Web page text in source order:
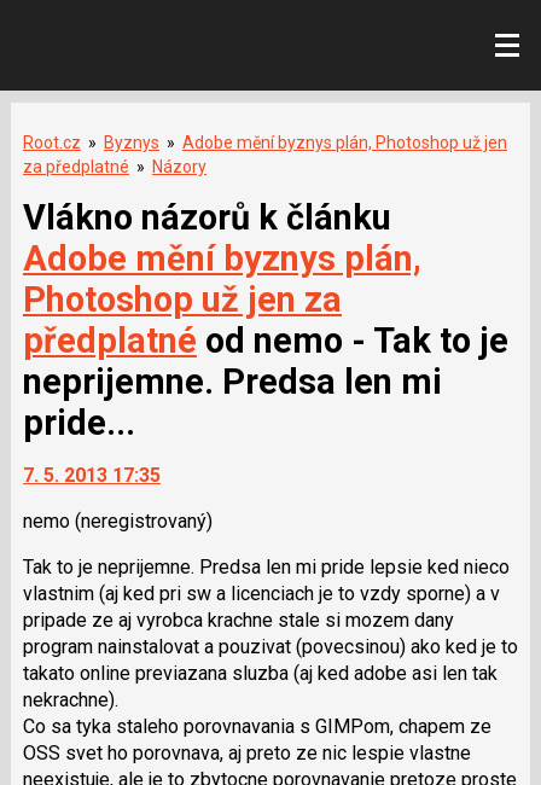
Root.cz » Byznys » Adobe mění byznys plán, Photoshop už jen
za předplatné » Názory
Vlákno názorů k článku
Adobe mění byznys plán,
Photoshop už jen za
předplatné od nemo - Tak to je
neprijemne. Predsa len mi
pride...
7. 5. 2013 17:35
nemo (neregistrovaný)
Tak to je neprijemne. Predsa len mi pride lepsie ked nieco
vlastnim (aj ked pri sw a licenciach je to vzdy sporne) a v
pripade ze aj vyrobca krachne stale si mozem dany
program nainstalovat a pouzivat (povecsinou) ako ked je to
takato online previazana sluzba (aj ked adobe asi len tak
nekrachne).
Co sa tyka staleho porovnavania s GIMPom, chapem ze
OSS svet ho porovnava, aj preto ze nic lespie vlastne
neexistuje, ale je to zbytocne porovnavanie pretoze proste